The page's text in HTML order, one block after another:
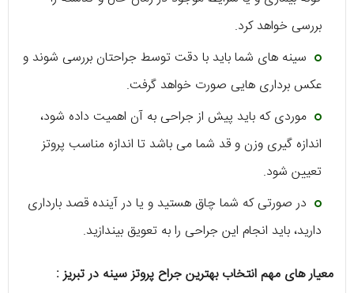
بررسی خواهد کرد.
سینه های شما باید با دقت توسط جراحتان بررسی شوند و
عکس برداری هایی صورت خواهد گرفت.
موردی که باید پیش از جراحی به آن اهمیت داده شود،
اندازه گیری وزن و قد شما می باشد تا اندازه مناسب پروتز
تعیین شود.
در صورتی که شما چاق هستید و یا در آینده قصد بارداری
دارید، باید انجام این جراحی را به تعویق بیندازید.
معیار های مهم انتخاب بهترین جراح پروتز سینه در تبریز :